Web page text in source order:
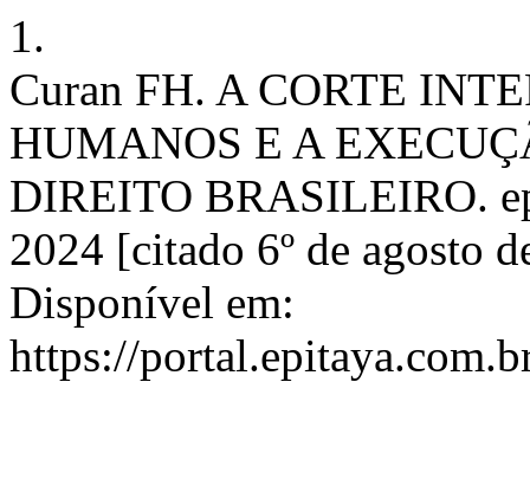
1.
Curan FH. A CORTE
HUMANOS E A
DIREITO BRASILEIRO.
2024 [citado 6º de agosto
Disponível em:
https://